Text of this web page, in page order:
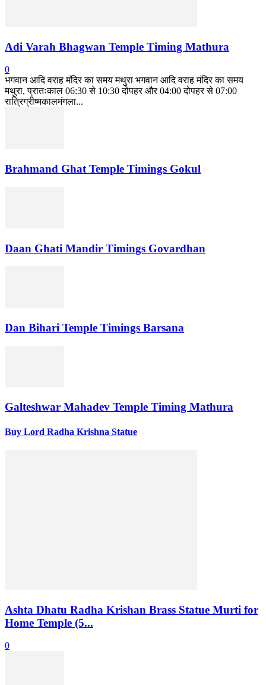
Adi Varah Bhagwan Temple Timing Mathura
0
भगवान आदि वराह मंदिर का समय मथुरा भगवान आदि वराह मंदिर का समय
मथुरा, प्रातःकाल 06:30 से 10:30 दोपहर और 04:00 दोपहर से 07:00
रात्रिग्रीष्मकालमंगला...
Brahmand Ghat Temple Timings Gokul
Daan Ghati Mandir Timings Govardhan
Dan Bihari Temple Timings Barsana
Galteshwar Mahadev Temple Timing Mathura
Buy Lord Radha Krishna Statue
Ashta Dhatu Radha Krishan Brass Statue Murti for
Home Temple (5...
0